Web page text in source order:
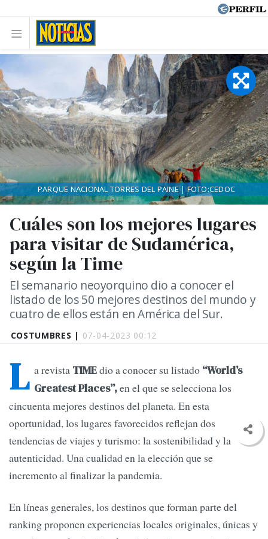
COSTUMBRES | 07-04-2023 00:12
Cuáles son los mejores lugares
para visitar de Sudamérica,
según la Time
El semanario neoyorquino dio a conocer el
listado de los 50 mejores destinos del mundo y
cuatro de ellos están en América del Sur.
PARQUE NACIONAL TORRES DEL PAINE | FOTO:CEDOC
L a revista TIMEdio a conocer su listado “World’s
Greatest Places”,en el que se selecciona los
cincuenta mejores destinos del planeta. En esta
oportunidad, los lugares favorecidos reflejan dos
tendencias de viajes y turismo: la sostenibilidad y la
autenticidad. Una cualidad en la elección que se
incremento al finalizar la pandemia.
En líneas generales, los destinos que forman parte del
ranking proponen experiencias locales originales, únicas y